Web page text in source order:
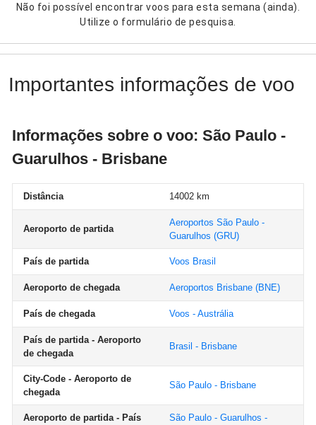
Não foi possível encontrar voos para esta semana (ainda).
Utilize o formulário de pesquisa.
Importantes informações de voo
Informações sobre o voo: São Paulo -
Guarulhos - Brisbane
Distância 14002 km
Aeroporto de partida
Aeroportos São Paulo -
Guarulhos (GRU)
País de partida Voos Brasil
Aeroporto de chegada Aeroportos Brisbane (BNE)
País de chegada Voos - Austrália
País de partida - Aeroporto
de chegada
Brasil - Brisbane
City-Code - Aeroporto de
chegada
São Paulo - Brisbane
Aeroporto de partida - País
São Paulo - Guarulhos -